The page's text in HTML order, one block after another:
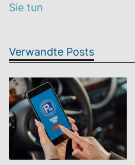
Sie tun
Verwandte Posts